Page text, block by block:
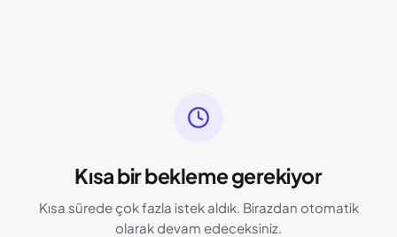
Kısa bir bekleme gerekiyor
Kısa sürede çok fazla istek aldık. Birazdan otomatik
olarak devam edeceksiniz.